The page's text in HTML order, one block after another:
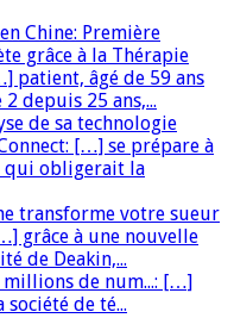
Chine: Première
grâce à la Thérapie
patient, âgé de 59 ans
depuis 25 ans,...
de sa technologie
[…] se prépare à
qui obligerait la
transforme votre sueur
grâce à une nouvelle
de Deakin,...
millions de num...: […]
société de té...